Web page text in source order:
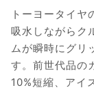
トーヨータイヤ
吸水しながらク
ムが瞬時にグリ
す。前世代品の
10%短縮、アイ